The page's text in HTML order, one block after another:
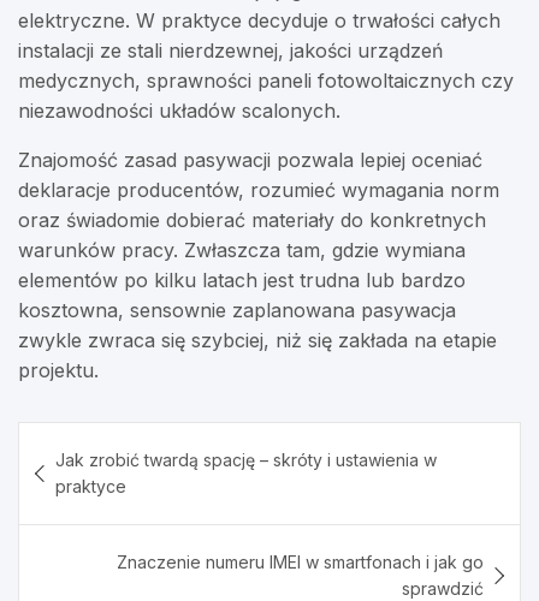
elektryczne. W praktyce decyduje o trwałości całych
instalacji ze stali nierdzewnej, jakości urządzeń
medycznych, sprawności paneli fotowoltaicznych czy
niezawodności układów scalonych.
Znajomość zasad pasywacji pozwala lepiej oceniać
deklaracje producentów, rozumieć wymagania norm
oraz świadomie dobierać materiały do konkretnych
warunków pracy. Zwłaszcza tam, gdzie wymiana
elementów po kilku latach jest trudna lub bardzo
kosztowna, sensownie zaplanowana pasywacja
zwykle zwraca się szybciej, niż się zakłada na etapie
projektu.
wpisu
Jak zrobić twardą spację – skróty i ustawienia w
praktyce
Znaczenie numeru IMEI w smartfonach i jak go
sprawdzić